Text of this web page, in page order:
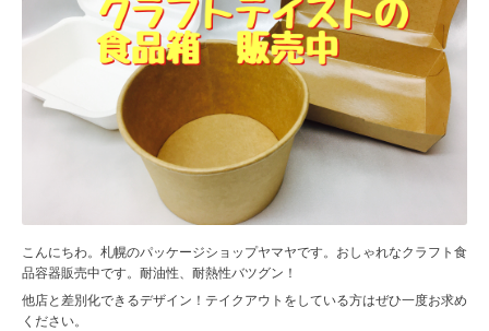
こんにちわ。札幌のパッケージショップヤマヤです。おしゃれなクラフト食
品容器販売中です。耐油性、耐熱性バツグン！
他店と差別化できるデザイン！テイクアウトをしている方はぜひ一度お求め
ください。